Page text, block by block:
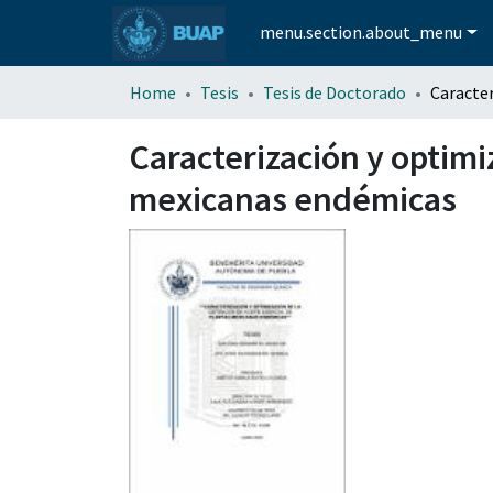
menu.section.about_menu
Home Tesis Tesis de Doctorado
Caracterización y
mexicanas endémicas